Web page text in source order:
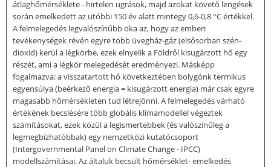
átlaghőmérséklete - hirtelen ugrások, majd azokat követő lengések
során emelkedett az utóbbi 150 év alatt mintegy 0,6-0,8 °C értékkel.
A felmelegedés legvalószínűbb oka az, hogy az emberi
tevékenységek révén egyre több üvegház-gáz (elsősorban szén-
dioxid) kerül a légkörbe, ezek elnyelik a Földről kisugárzott hő egy
részét, ami a légkör melegedését eredményezi. Másképp
fogalmazva: a visszatartott hő következtében bolygónk termikus
egyensúlya (beérkező energia = kisugárzott energia) már csak egyre
magasabb hőmérsékleten tud létrejönni. A felmelegedés várható
értékének becslésére több globális klímamodellel végeztek
számításokat, ezek közül a legismertebbek (és valószínűleg a
legmegbízhatóbbak) egy nemzetközi kutatócsoport
(Intergovernmental Panel on Climate Change - IPCC)
modellszámításai. Az általuk becsült hőmérséklet- emelkedés